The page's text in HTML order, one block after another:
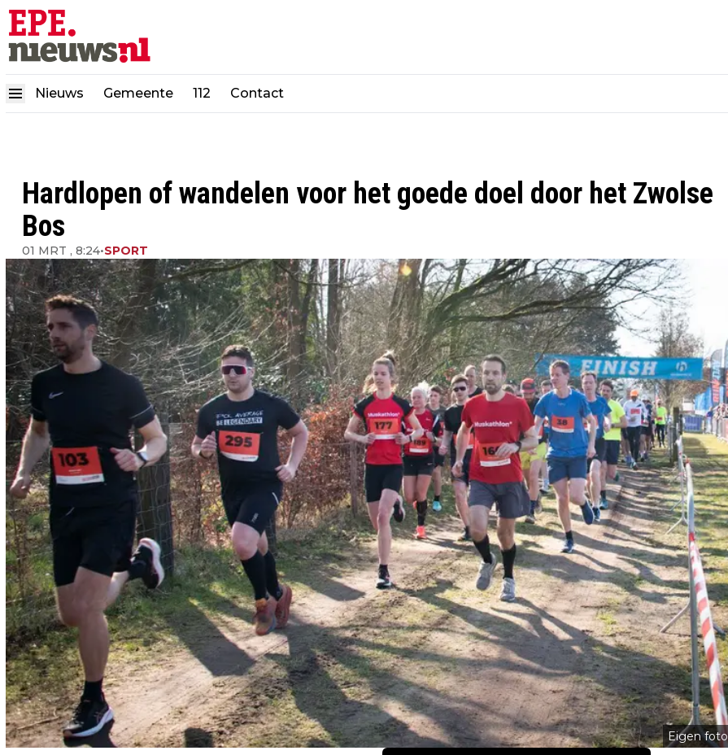
Nieuws Gemeente 112 Contact
Hardlopen of wandelen voor het goede doel door het Zwolse
Bos
01 MRT , 8:24•SPORT
Eigen foto